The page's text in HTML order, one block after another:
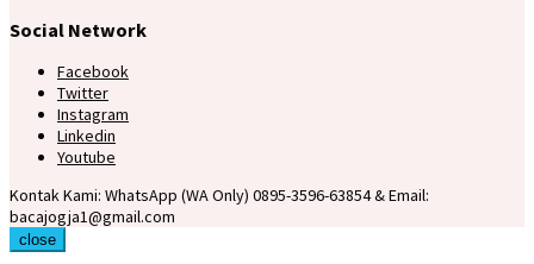
Social Network
Facebook
Twitter
Instagram
Linkedin
Youtube
Kontak Kami: WhatsApp (WA Only) 0895-3596-63854 & Email:
bacajogja1@gmail.com
close